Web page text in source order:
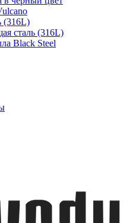
(316L)
сталь (316L)
Black Steel